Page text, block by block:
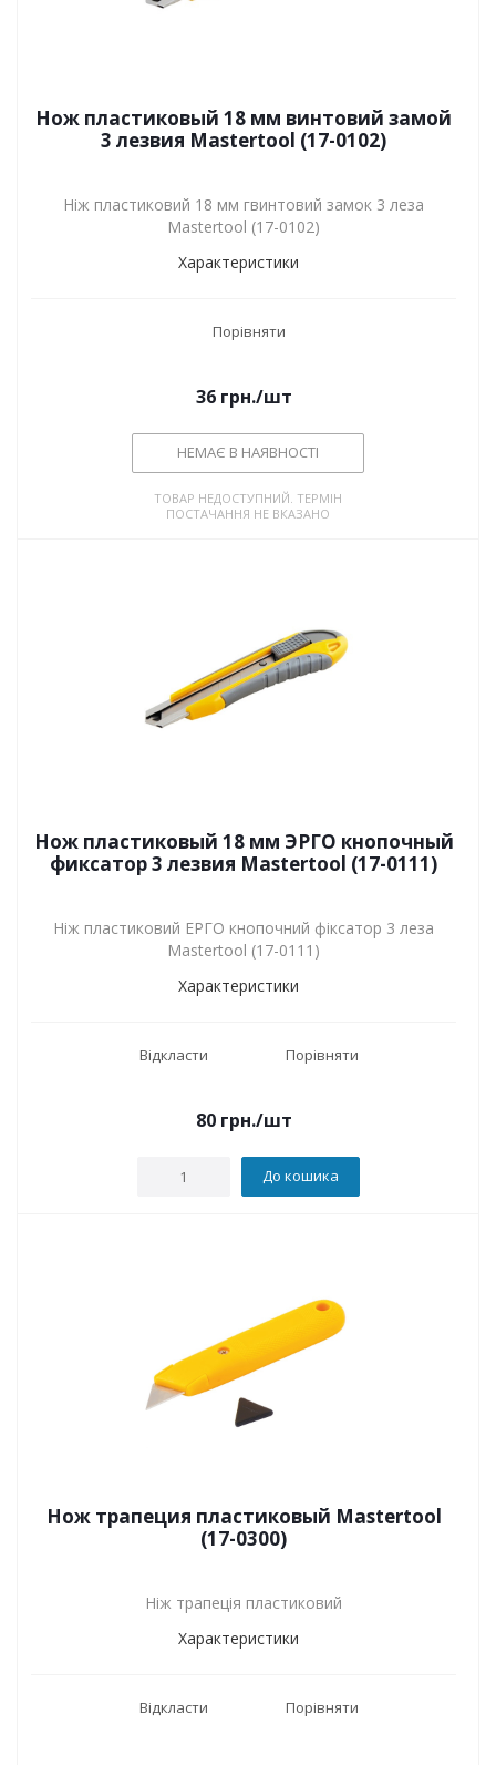
Нож пластиковый 18 мм винтовий замой
3 лезвия Mastertool (17-0102)
Ніж пластиковий 18 мм гвинтовий замок 3 леза
Mastertool (17-0102)
Характеристики
Порівняти
36 грн./шт
НЕМАЄ В НАЯВНОСТІ
ТОВАР НЕДОСТУПНИЙ. ТЕРМІН
ПОСТАЧАННЯ НЕ ВКАЗАНО
Нож пластиковый 18 мм ЭРГО кнопочный
фиксатор 3 лезвия Mastertool (17-0111)
Ніж пластиковий ЕРГО кнопочний фіксатор 3 леза
Mastertool (17-0111)
Характеристики
Відкласти Порівняти
80 грн./шт
До кошика
Нож трапеция пластиковый Mastertool
(17-0300)
Ніж трапеція пластиковий
Характеристики
Відкласти Порівняти